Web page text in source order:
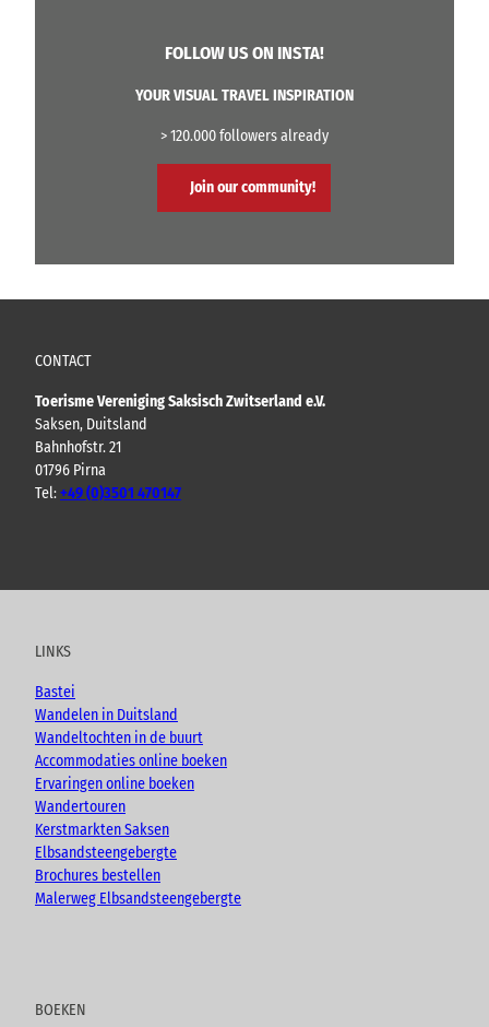
FOLLOW US ON INSTA!
YOUR VISUAL TRAVEL INSPIRATION
> 120.000 followers already
Join our community!
CONTACT
Toerisme Vereniging Saksisch Zwitserland e.V.
Saksen, Duitsland
Bahnhofstr. 21
01796 Pirna
Tel:+49 (0)3501 470147
u
e
c
o
k
s
a
m
o
LINKS
Bastei
Wandelen in Duitsland
Wandeltochten in de buurt
Accommodaties online boeken
Ervaringen online boeken
Wandertouren
Kerstmarkten Saksen
Elbsandsteengebergte
Brochures bestellen
Malerweg Elbsandsteengebergte
BOEKEN